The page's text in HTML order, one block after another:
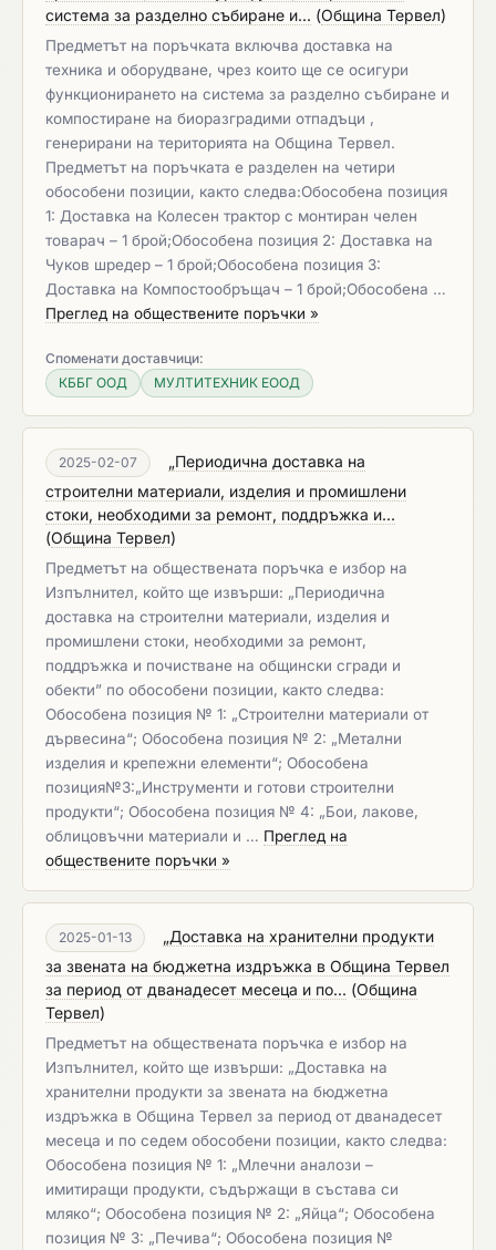
система за разделно събиране и... (Община Тервел)
Предметът на поръчката включва доставка на
техника и оборудване, чрез които ще се осигури
функционирането на система за разделно събиране и
компостиране на биоразградими отпадъци ,
генерирани на територията на Община Тервел.
Предметът на поръчката е разделен на четири
обособени позиции, както следва:Обособена позиция
1: Доставка на Колесен трактор с монтиран челен
товарач – 1 брой;Обособена позиция 2: Доставка на
Чуков шредер – 1 брой;Обособена позиция 3:
Доставка на Компостообръщач – 1 брой;Обособена …
Преглед на обществените поръчки »
Споменати доставчици:
КББГ ООД
МУЛТИТЕХНИК ЕООД
2025-02-07
„Периодична доставка на
строителни материали, изделия и промишлени
стоки, необходими за ремонт, поддръжка и...
(Община Тервел)
Предметът на обществената поръчка е избор на
Изпълнител, който ще извърши: „Периодична
доставка на строителни материали, изделия и
промишлени стоки, необходими за ремонт,
поддръжка и почистване на общински сгради и
обекти” по обособени позиции, както следва:
Обособена позиция № 1: „Строителни материали от
дървесина“; Обособена позиция № 2: „Метални
изделия и крепежни елементи“; Обособена
позиция№3:„Инструменти и готови строителни
продукти“; Обособена позиция № 4: „Бои, лакове,
облицовъчни материали и … Преглед на
обществените поръчки »
2025-01-13
„Доставка на хранителни продукти
за звената на бюджетна издръжка в Община Тервел
за период от дванадесет месеца и по... (Община
Тервел)
Предметът на обществената поръчка е избор на
Изпълнител, който ще извърши: „Доставка на
хранителни продукти за звената на бюджетна
издръжка в Община Тервел за период от дванадесет
месеца и по седем обособени позиции, както следва:
Обособена позиция № 1: „Млечни аналози –
имитиращи продукти, съдържащи в състава си
мляко“; Обособена позиция № 2: „Яйца“; Обособена
позиция № 3: „Печива“; Обособена позиция №